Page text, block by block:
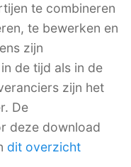
te combineren
te bewerken en
zijn
de tijd als in de
zijn het
De
deze download
dit overzicht